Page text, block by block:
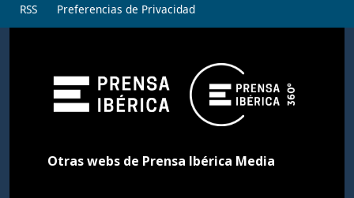
RSS Preferencias de Privacidad
Otras webs de Prensa Ibérica Media